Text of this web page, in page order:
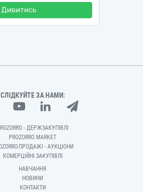
Дивитись
СЛІДКУЙТЕ ЗА НАМИ:
- ДЕРЖЗАКУПІВЛІ
PROZORRO MARKET
- АУКЦІОНИ
КОМЕРЦІЙНІ ЗАКУПІВЛІ
НАВЧАННЯ
НОВИНИ
КОНТАКТИ